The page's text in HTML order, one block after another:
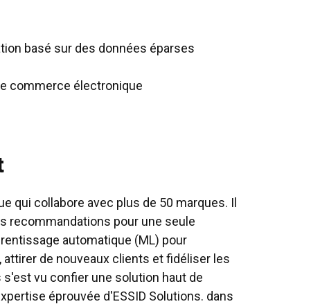
basé sur des données éparses
commerce électronique
qui collabore avec plus de 50 marques. Il
recommandations pour une seule
automatique (ML) pour
de nouveaux clients et fidéliser les
vu confier une solution haut de
éprouvée d'ESSID Solutions. dans